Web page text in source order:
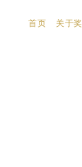
首页 关于